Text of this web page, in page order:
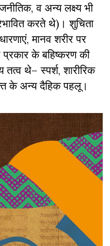
व अन्य लक्ष्य भी
करते थे)। शुचिता
मानव शरीर पर
के बहिष्करण की
थे– स्पर्श, शारीरिक
के अन्य दैहिक पहलू।